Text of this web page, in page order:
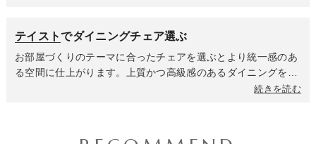
スのテーブルと合わせればシックで大人っぽいホテルライクな
雰囲気に、木製テーブルに合わせればヴィンテージなインテリ
アやナチュラルなテイストに仕上がります。ブラックはモダン
でシャープな印象を与え、空間を引き締める効果があります。
洗練された都会的なダイニングや、インダストリアルテイスト
重要になります。お手入れのしやすいチェアや脚がしっかりし
ていてぐらつきのない安定したチェアを選びましょう。座面が
広くて座りやすく、転倒しにくい構造で、お子様の指が挟まれ
ないような隙間の少ないデザインも重要です。共働きや在宅ワ
テイストでダイニングチェア選ぶ
お部屋づくりのテーマに合ったチェアを選ぶとより統一感のあ
る空間に仕上がります。上質かつ高級感のあるダイニングを叶
えるならシンプルモダンテイストのダイニングチェア。ベース
続きを読む